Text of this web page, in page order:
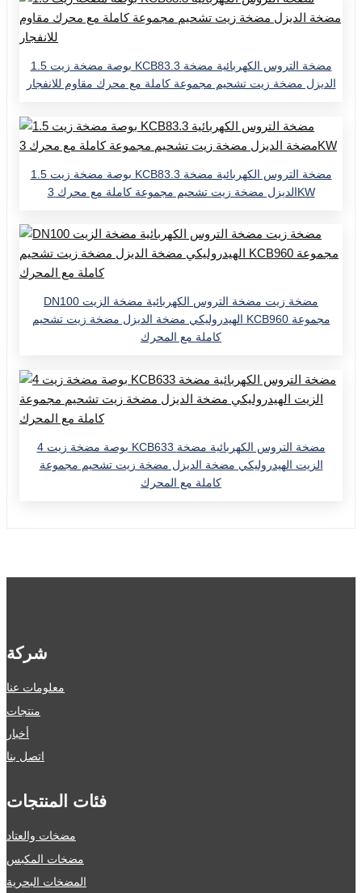
1.5 بوصة مضخة زيت KCB83.3 مضخة التروس الكهربائية مضخة
الديزل مضخة زيت تشحيم مجموعة كاملة مع محرك مقاوم للانفجار
1.5 بوصة مضخة زيت KCB83.3 مضخة التروس الكهربائية مضخة
الديزل مضخة زيت تشحيم مجموعة كاملة مع محرك 3KW
DN100 مضخة زيت مضخة التروس الكهربائية مضخة الزيت
الهيدروليكي مضخة الديزل مضخة زيت تشحيم KCB960 مجموعة
كاملة مع المحرك
4 بوصة مضخة زيت KCB633 مضخة التروس الكهربائية مضخة
الزيت الهيدروليكي مضخة الديزل مضخة زيت تشحيم مجموعة
كاملة مع المحرك
شركة
معلومات عنا
منتجات
أخبار
اتصل بنا
فئات المنتجات
مضخات والعتاد
مضخات المكبس
المضخات البحرية